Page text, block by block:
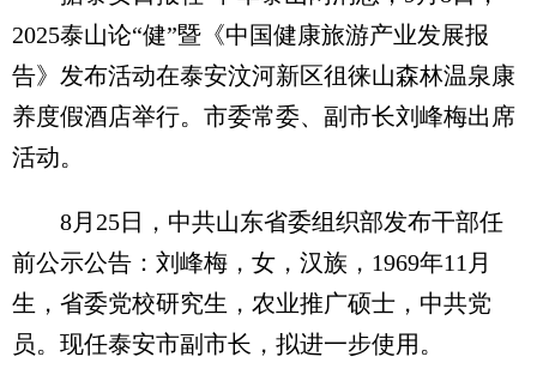
2025泰山论“健”暨《中国健康旅游产业发展报
告》发布活动在泰安汶河新区徂徕山森林温泉康
养度假酒店举行。市委常委、副市长刘峰梅出席
活动。
8月25日，中共山东省委组织部发布干部任
前公示公告：刘峰梅，女，汉族，1969年11月
生，省委党校研究生，农业推广硕士，中共党
员。现任泰安市副市长，拟进一步使用。